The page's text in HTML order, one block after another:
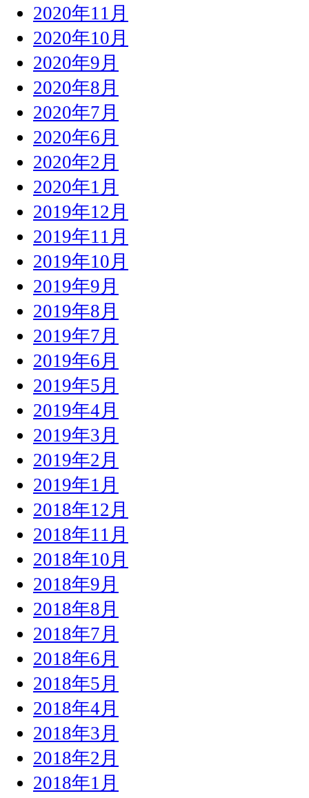
2020年11月
2020年10月
2020年9月
2020年8月
2020年7月
2020年6月
2020年2月
2020年1月
2019年12月
2019年11月
2019年10月
2019年9月
2019年8月
2019年7月
2019年6月
2019年5月
2019年4月
2019年3月
2019年2月
2019年1月
2018年12月
2018年11月
2018年10月
2018年9月
2018年8月
2018年7月
2018年6月
2018年5月
2018年4月
2018年3月
2018年2月
2018年1月